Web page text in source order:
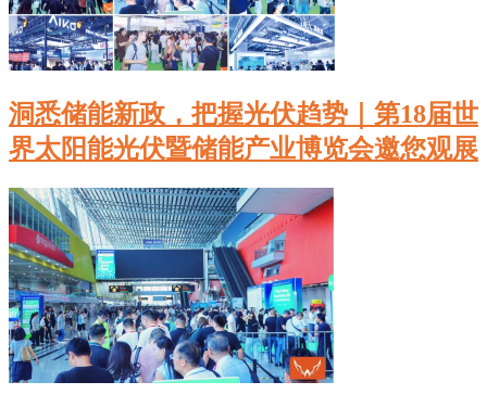
洞悉储能新政，把握光伏趋势｜第18届世
界太阳能光伏暨储能产业博览会邀您观展